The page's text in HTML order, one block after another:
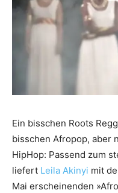
Ein bisschen Roots
bisschen Afropop, aber
HipHop: Passend zum
liefert Leila Akinyi mit
Mai erscheinenden